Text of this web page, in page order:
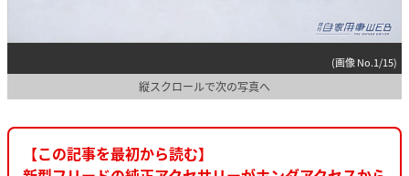
(画像 No.1/15)
縦スクロールで次の写真へ
【この記事を最初から読む】